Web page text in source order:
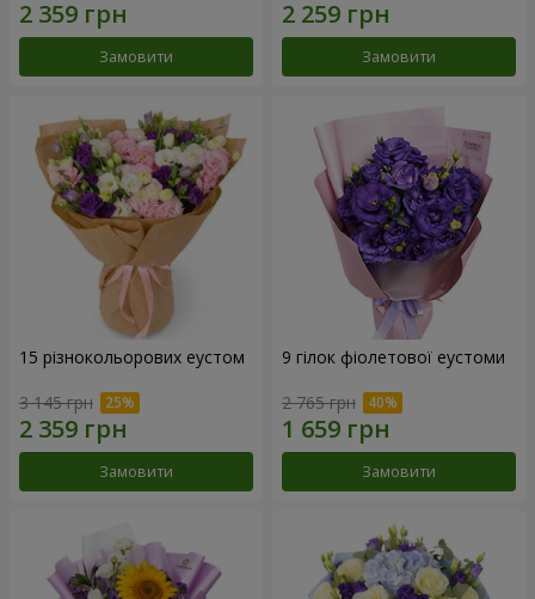
Замовити Замовити
15 різнокольорових еустом
3 145 грн
Замовити
9 гілок фіолетової еустоми
2 765 грн
Замовити